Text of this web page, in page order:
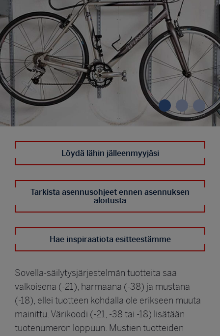
Löydä lähin jälleenmyyjäsi
Tarkista asennusohjeet ennen asennuksen
aloitusta
Hae inspiraatiota esitteestämme
Sovella-säilytysjärjestelmän tuotteita saa
valkoisena (-21), harmaana (-38) ja mustana
(-18), ellei tuotteen kohdalla ole erikseen muuta
mainittu. Värikoodi (-21, -38 tai -18) lisätään
tuotenumeron loppuun. Mustien tuotteiden